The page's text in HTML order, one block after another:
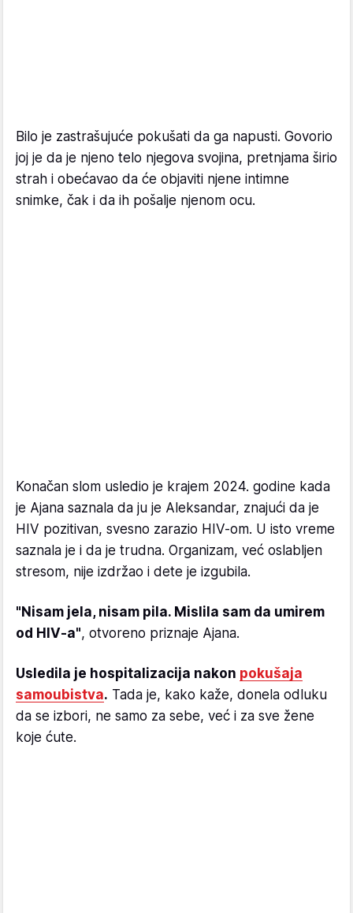
Bilo je zastrašujuće pokušati da ga napusti. Govorio
joj je da je njeno telo njegova svojina, pretnjama širio
strah i obećavao da će objaviti njene intimne
snimke, čak i da ih pošalje njenom ocu.
Konačan slom usledio je krajem 2024. godine kada
je Ajana saznala da ju je Aleksandar, znajući da je
HIV pozitivan, svesno zarazio HIV-om. U isto vreme
saznala je i da je trudna. Organizam, već oslabljen
stresom, nije izdržao i dete je izgubila.
"Nisam jela, nisam pila. Mislila sam da umirem
od HIV-a", otvoreno priznaje Ajana.
Usledila je hospitalizacija nakon pokušaja
samoubistva. Tada je, kako kaže, donela odluku
da se izbori, ne samo za sebe, već i za sve žene
koje ćute.